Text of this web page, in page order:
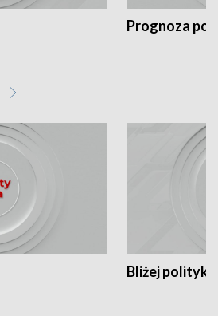
Prognoza
Bliżej polityki